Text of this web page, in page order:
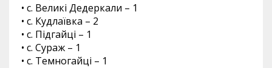
• с. Великі Дедеркали – 1
• с. Кудлаївка – 2
• с. Підгайці – 1
• с. Сураж – 1
• с. Темногайці – 1